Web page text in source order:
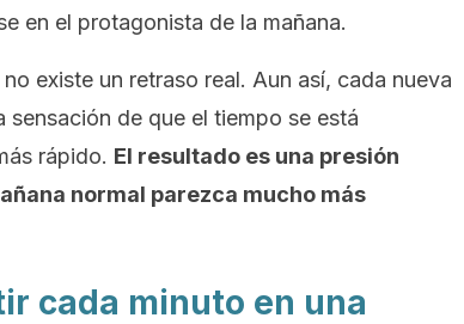
en el protagonista de la mañana.
existe un retraso real. Aun así, cada nueva
de que el tiempo se está
rápido. El resultado es una presión
normal parezca mucho más
cada minuto en una